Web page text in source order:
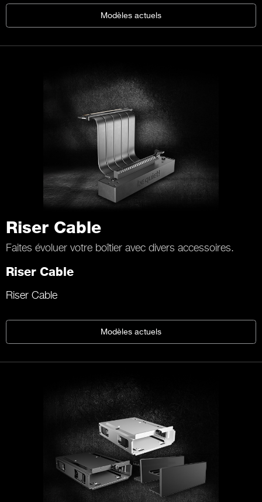
Modèles actuels
Riser Cable
Faites évoluer votre boîtier avec divers accessoires.
Riser Cable
Riser Cable
Modèles actuels